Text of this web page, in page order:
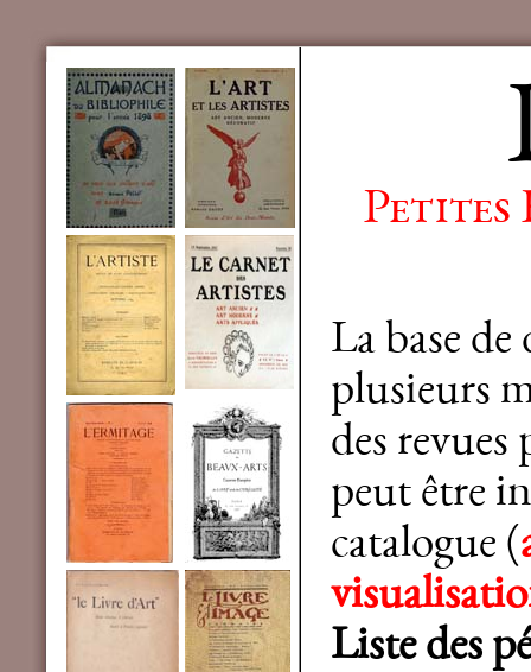
Petites
La base
plusieurs
des revues
peut être
catalogue (
Liste des